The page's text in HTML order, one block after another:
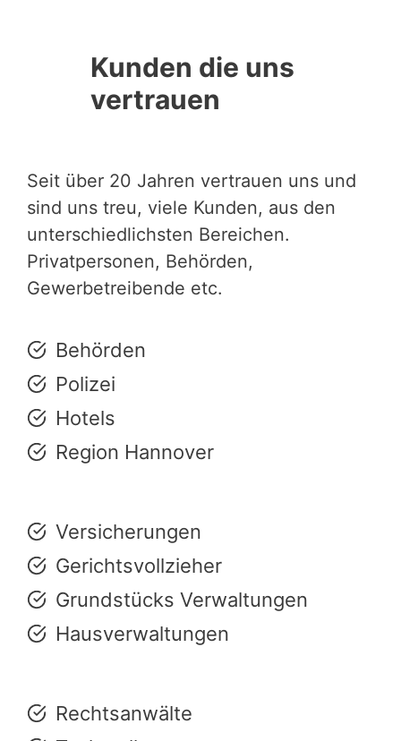
Kunden die uns
vertrauen
Seit über 20 Jahren vertrauen uns und
sind uns treu, viele Kunden, aus den
unterschiedlichsten Bereichen.
Privatpersonen, Behörden,
Gewerbetreibende etc.
Behörden
Polizei
Hotels
Region Hannover
Versicherungen
Gerichtsvollzieher
Grundstücks Verwaltungen
Hausverwaltungen
Rechtsanwälte